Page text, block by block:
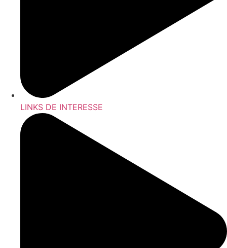
LINKS DE INTERESSE